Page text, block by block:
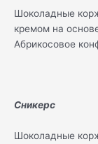
Шоколадные
кремом на
Абрикосовое
Сникерс
Шоколадные